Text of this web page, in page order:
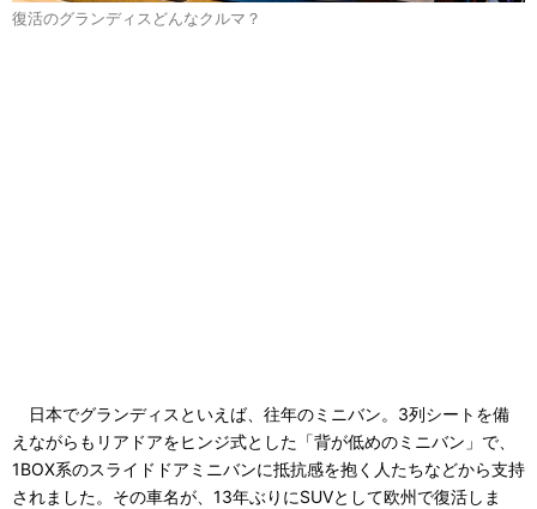
復活のグランディスどんなクルマ？
日本でグランディスといえば、往年のミニバン。3列シートを備
えながらもリアドアをヒンジ式とした「背が低めのミニバン」で、
1BOX系のスライドドアミニバンに抵抗感を抱く人たちなどから支持
されました。その車名が、13年ぶりにSUVとして欧州で復活しま